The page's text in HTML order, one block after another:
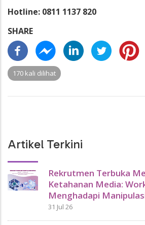
Hotline: 0811 1137 820
SHARE
170 kali dilihat
Artikel Terkini
Rekrutmen Terbuka
Ketahanan Media:
Menghadapi
31 Jul 26